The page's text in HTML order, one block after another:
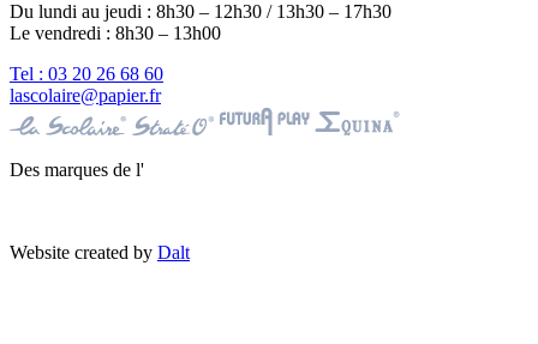
Du lundi au jeudi : 8h30 – 12h30 / 13h30 – 17h30
Le vendredi : 8h30 – 13h00
Tel : 03 20 26 68 60
lascolaire@papier.fr
Des marques de l'
Website created by Dalt